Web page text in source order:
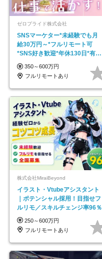
ゼロプライド株式会社
SNSマーケター*未経験でも月
給30万円～*フルリモート可
*SNS好き歓迎*年休130日*有休
取得率100%
350～600万円
フルリモートあり
株式会社MiraiBeyond
イラスト・Vtubeアシスタント
｜ポテンシャル採用！目指せフ
ルリモ／スキルチェンジ率96％
250～600万円
フルリモートあり